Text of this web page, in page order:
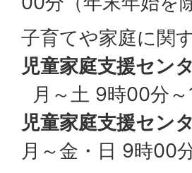
子育てや家庭に関
児童家庭支援セン
月～土 9時00分
児童家庭支援セン
月～金・日 9時00